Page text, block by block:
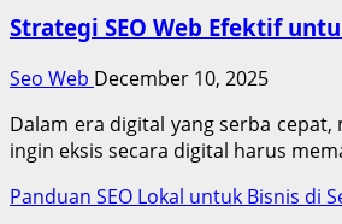
Strategi SEO Web Efektif
Seo Web December 10, 2025
Dalam era digital yang serba
ingin eksis secara digital harus
Panduan SEO Lokal untuk Bisnis di